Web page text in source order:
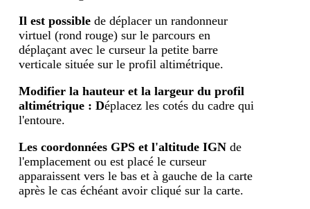
Il est possible de déplacer un randonneur
virtuel (rond rouge) sur le parcours en
déplaçant avec le curseur la petite barre
verticale située sur le profil altimétrique.
Modifier la hauteur et la largeur du profil
altimétrique : Déplacez les cotés du cadre qui
l'entoure.
Les coordonnées GPS et l'altitude IGN de
l'emplacement ou est placé le curseur
apparaissent vers le bas et à gauche de la carte
après le cas échéant avoir cliqué sur la carte.